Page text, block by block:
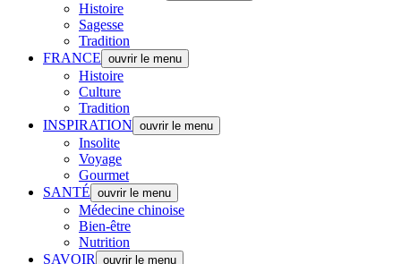
Histoire
Sagesse
Tradition
FRANCE ouvrir le menu
Histoire
Culture
Tradition
INSPIRATION ouvrir le menu
Insolite
Voyage
Gourmet
SANTÉ ouvrir le menu
Médecine chinoise
Bien-être
Nutrition
SAVOIR
ouvrir le menu